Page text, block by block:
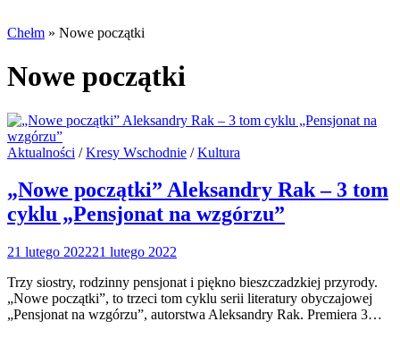
Chełm » Nowe początki
Nowe początki
Posted
Aktualności /Kresy Wschodnie /Kultura
„Nowe początki” Aleksandry Rak – 3 tom
cyklu „Pensjonat na wzgórzu”
21 lutego 202221 lutego 2022
Trzy siostry, rodzinny pensjonat i piękno bieszczadzkiej przyrody.
„Nowe początki”, to trzeci tom cyklu serii literatury obyczajowej
„Pensjonat na wzgórzu”, autorstwa Aleksandry Rak. Premiera 3…